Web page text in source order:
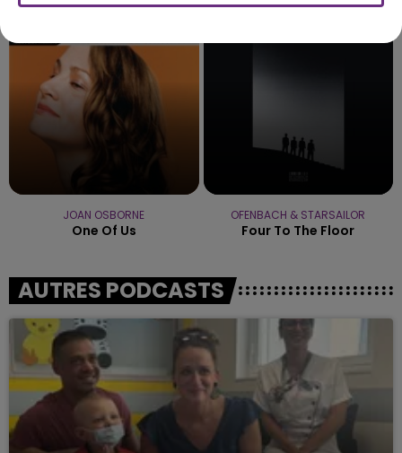
JOAN OSBORNE
One Of Us
OFENBACH & STARSAILOR
Four To The Floor
AUTRES PODCASTS